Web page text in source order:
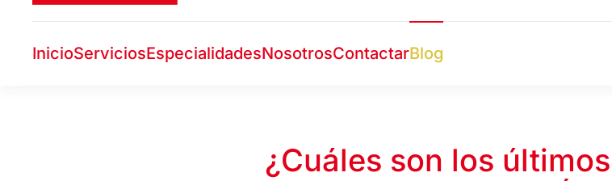
InicioServiciosEspecialidadesNosotrosContactarBlog
¿Cuáles son los